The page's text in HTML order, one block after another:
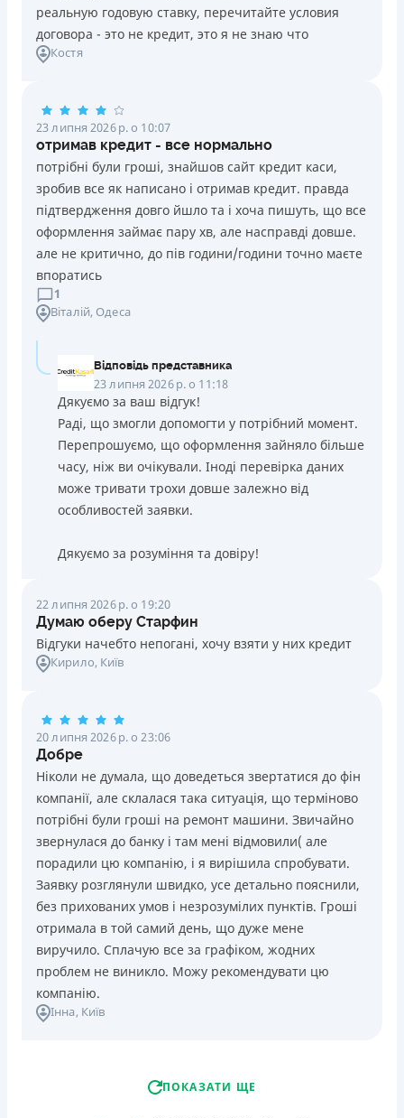
реальную годовую ставку, перечитайте условия
договора - это не кредит, это я не знаю что
Костя
23 липня 2026 р. о 10:07
отримав кредит - все нормально
потрібні були гроші, знайшов сайт кредит каси,
зробив все як написано і отримав кредит. правда
підтвердження довго йшло та і хоча пишуть, що все
оформлення займає пару хв, але насправді довше.
але не критично, до пів години/години точно маєте
впоратись
1
Віталій, Одеса
Відповідь представника
23 липня 2026 р. о 11:18
Дякуємо за ваш відгук!
Раді, що змогли допомогти у потрібний момент.
Перепрошуємо, що оформлення зайняло більше
часу, ніж ви очікували. Іноді перевірка даних
може тривати трохи довше залежно від
особливостей заявки.
Дякуємо за розуміння та довіру!
22 липня 2026 р. о 19:20
Думаю оберу Старфин
Відгуки начебто непогані, хочу взяти у них кредит
Кирило, Київ
20 липня 2026 р. о 23:06
Добре
Ніколи не думала, що доведеться звертатися до фін
компанії, але склалася така ситуація, що терміново
потрібні були гроші на ремонт машини. Звичайно
звернулася до банку і там мені відмовили( але
порадили цю компанію, і я вирішила спробувати.
Заявку розглянули швидко, усе детально пояснили,
без прихованих умов і незрозумілих пунктів. Гроші
отримала в той самий день, що дуже мене
виручило. Сплачую все за графіком, жодних
проблем не виникло. Можу рекомендувати цю
компанію.
Інна, Київ
ПОКАЗАТИ ЩЕ